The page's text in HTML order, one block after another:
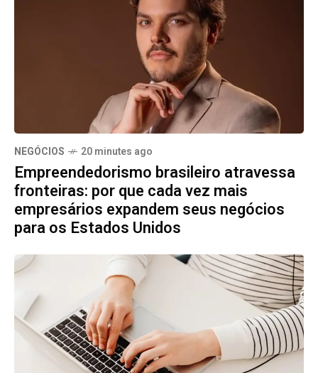
NEGÓCIOS 20 minutes ago
Empreendedorismo brasileiro atravessa
fronteiras: por que cada vez mais
empresários expandem seus negócios
para os Estados Unidos